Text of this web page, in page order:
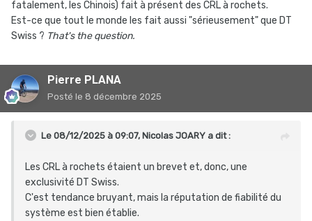
fatalement, les Chinois) fait à présent des CRL à rochets.
Est-ce que tout le monde les fait aussi "sérieusement" que DT
Swiss ? That's the question.
Pierre PLANA
Posté le 8 décembre 2025
Le 08/12/2025 à 09:07, Nicolas JOARY a dit :
Les CRL à rochets étaient un brevet et, donc, une
exclusivité DT Swiss.
C'est tendance bruyant, mais la réputation de fiabilité du
système est bien établie.